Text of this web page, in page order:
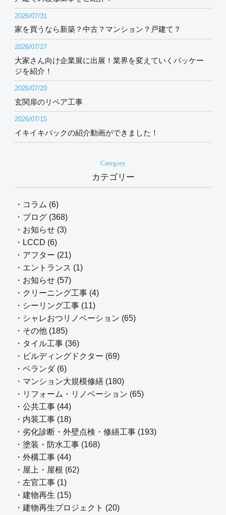
2026/07/31
家を買うなら新築？中古？マンション？戸建て？
2026/07/27
大家さん向け企業展に出展！業界を変えていくパッケー
ジを紹介！
2026/07/20
玄関扉のリペア工事
2026/07/15
イキイキパックの紹介動画ができました！
Category
カテゴリー
・コラム (6)
・ブログ (368)
・お知らせ (3)
・LCCD (6)
・アフター (21)
・エントランス (1)
・お知らせ (57)
・クリーニング工事 (4)
・シーリング工事 (11)
・シャレおつリノベーション (65)
・その他 (185)
・タイル工事 (36)
・ビルディングドクター (69)
・ベランダ (6)
・マンション大規模修繕 (180)
・リフォーム・リノベーション (65)
・公共工事 (44)
・内装工事 (18)
・劣化診断・外壁点検・修繕工事 (193)
・塗装・防水工事 (168)
・外構工事 (44)
・屋上・屋根 (62)
・左官工事 (1)
・建物再生 (15)
・建物再生プロジェクト (20)